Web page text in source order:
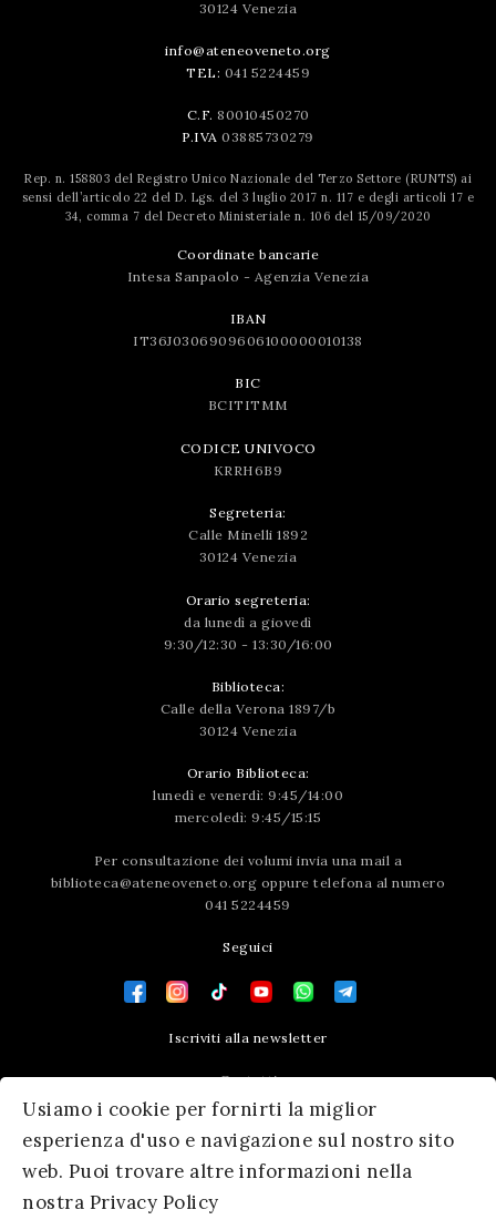
Usiamo i cookie per fornirti la miglior
esperienza d'uso e navigazione sul nostro sito
web. Puoi trovare altre informazioni nella
nostra Privacy Policy
30124 Venezia
info@ateneoveneto.org
TEL: 041 5224459
C.F. 80010450270
P.IVA 03885730279
Rep. n. 158803 del Registro Unico Nazionale del Terzo Settore (RUNTS) ai
sensi dell’articolo 22 del D. Lgs. del 3 luglio 2017 n. 117 e degli articoli 17 e
34, comma 7 del Decreto Ministeriale n. 106 del 15/09/2020
Coordinate bancarie
Intesa Sanpaolo - Agenzia Venezia
IBAN
IT36J0306909606100000010138
BIC
BCITITMM
CODICE UNIVOCO
KRRH6B9
Segreteria:
Calle Minelli 1892
30124 Venezia
Orario segreteria:
da lunedì a giovedì
9:30/12:30 - 13:30/16:00
Biblioteca:
Calle della Verona 1897/b
30124 Venezia
Orario Biblioteca:
lunedì e venerdì: 9:45/14:00
mercoledì: 9:45/15:15
Per consultazione dei volumi invia una mail a
biblioteca@ateneoveneto.org oppure telefona al numero
041 5224459
Seguici
Iscriviti alla newsletter
Contatti